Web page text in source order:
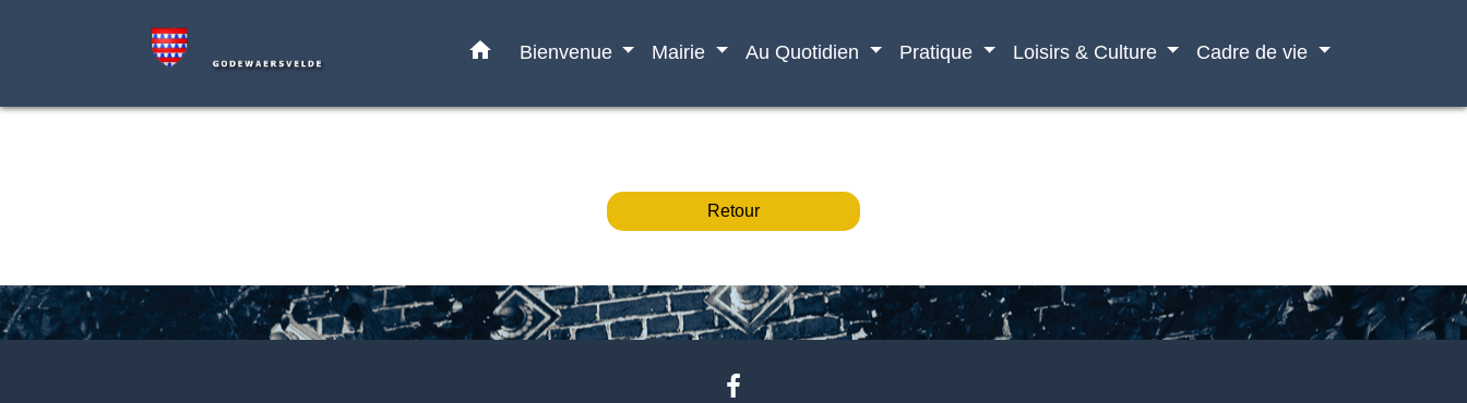
home Bienvenue Mairie Au Quotidien Pratique Loisirs & Culture Cadre de vie
Retour